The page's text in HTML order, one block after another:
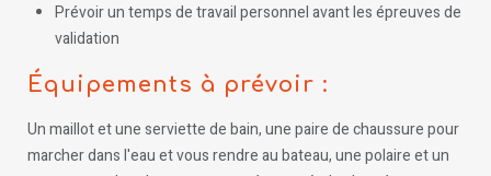
Prévoir un temps de travail personnel avant les épreuves de
validation
Équipements à prévoir :
Un maillot et une serviette de bain, une paire de chaussure pour
marcher dans l'eau et vous rendre au bateau, une polaire et un